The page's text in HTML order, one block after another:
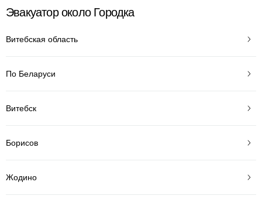
Эвакуатор около Городка
Витебская область
По Беларуси
Витебск
Борисов
Жодино